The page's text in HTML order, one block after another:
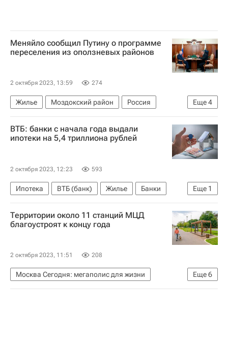
Меняйло сообщил Путину о программе
переселения из оползневых районов
2 октября 2023, 13:59 274
Еще4
Жилье Моздокский район
Россия
Кизляр
Сергей Меняйло
Владимир Путин
Регионы
ВТБ: банки с начала года выдали
ипотеки на 5,4 триллиона рублей
2 октября 2023, 12:23 593
Еще 1
Ипотека ВТБ (банк) Жилье
Банки
Кредиты
Территории около 11 станций МЦД
благоустроят к концу года
2 октября 2023, 11:51 208
Еще6
Москва Сегодня: мегаполис для жизни
Москва
Сергей Собянин